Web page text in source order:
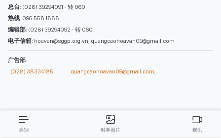
西贡解放报网版权所有
由越南新闻与传播部所属报刊局于2023年09月06日 签发第26/GP-CBC号许可
证
总编辑
副总编辑: 阮玉英、范文长、裴氏红霜、张德义、范氏云英、杨文光、阮德显、
总台: (028) 39294091 - 转 060
热线: 096.558.1888
编辑部: (028) 39294092 - 转 060